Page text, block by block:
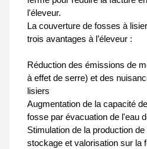
l'éleveur.
La couverture de fosses à
trois avantages à l’éleveur :
Réduction des émissions de
à effet de serre) et des
lisiers
Augmentation de la capacité
fosse par évacuation de l'eau
Stimulation de la production
stockage et valorisation sur la